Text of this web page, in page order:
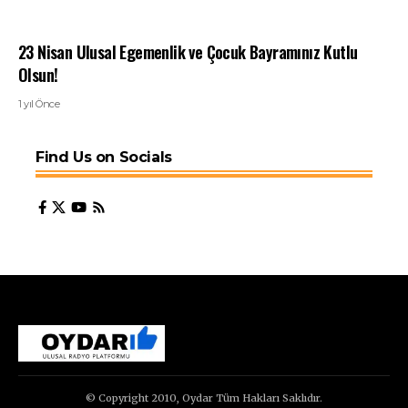
23 Nisan Ulusal Egemenlik ve Çocuk Bayramınız Kutlu
Olsun!
1 yıl Önce
Find Us on Socials
© Copyright 2010, Oydar Tüm Hakları Saklıdır.